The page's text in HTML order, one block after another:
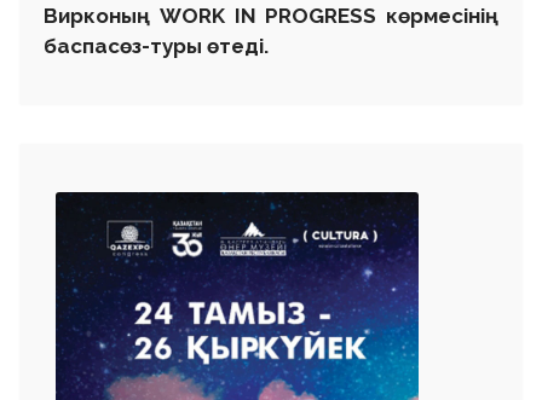
Вирконың WORK IN PROGRESS көрмесінің
баспасөз-туры өтеді.